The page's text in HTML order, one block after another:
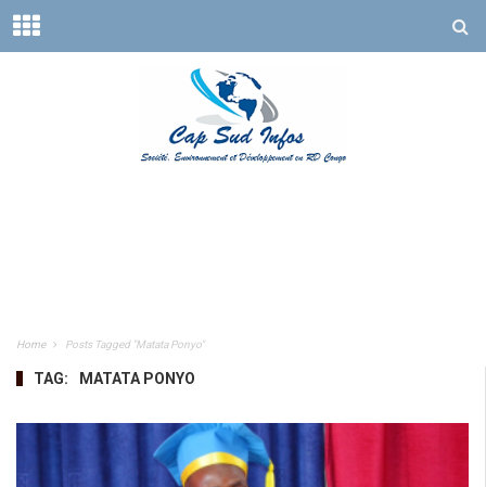
Home Posts Tagged "Matata Ponyo"
TAG: MATATA PONYO